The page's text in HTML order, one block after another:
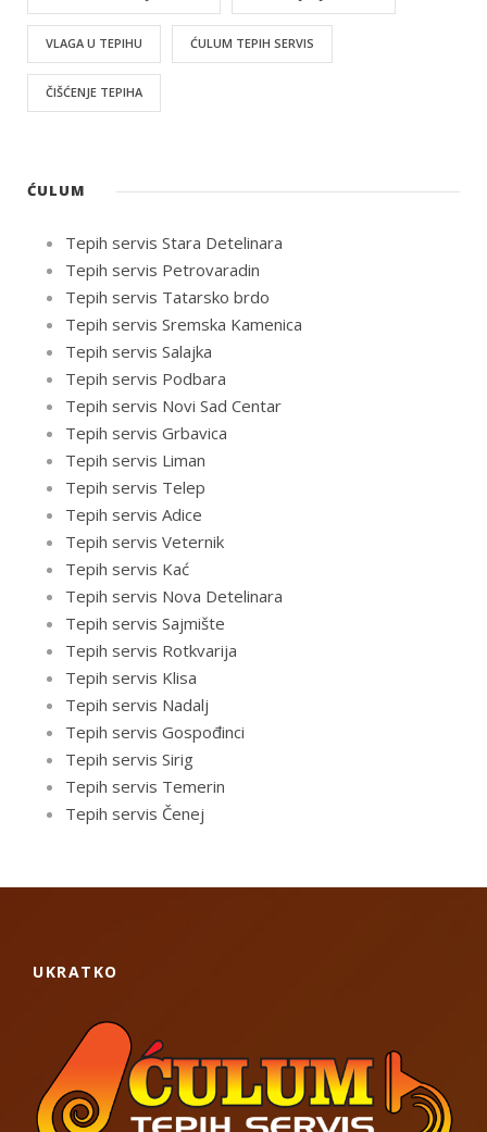
VLAGA U TEPIHU ĆULUM TEPIH SERVIS
ČIŠĆENJE TEPIHA
ĆULUM
Tepih servis Stara Detelinara
Tepih servis Petrovaradin
Tepih servis Tatarsko brdo
Tepih servis Sremska Kamenica
Tepih servis Salajka
Tepih servis Podbara
Tepih servis Novi Sad Centar
Tepih servis Grbavica
Tepih servis Liman
Tepih servis Telep
Tepih servis Adice
Tepih servis Veternik
Tepih servis Kać
Tepih servis Nova Detelinara
Tepih servis Sajmište
Tepih servis Rotkvarija
Tepih servis Klisa
Tepih servis Nadalj
Tepih servis Gospođinci
Tepih servis Sirig
Tepih servis Temerin
Tepih servis Čenej
UKRATKO